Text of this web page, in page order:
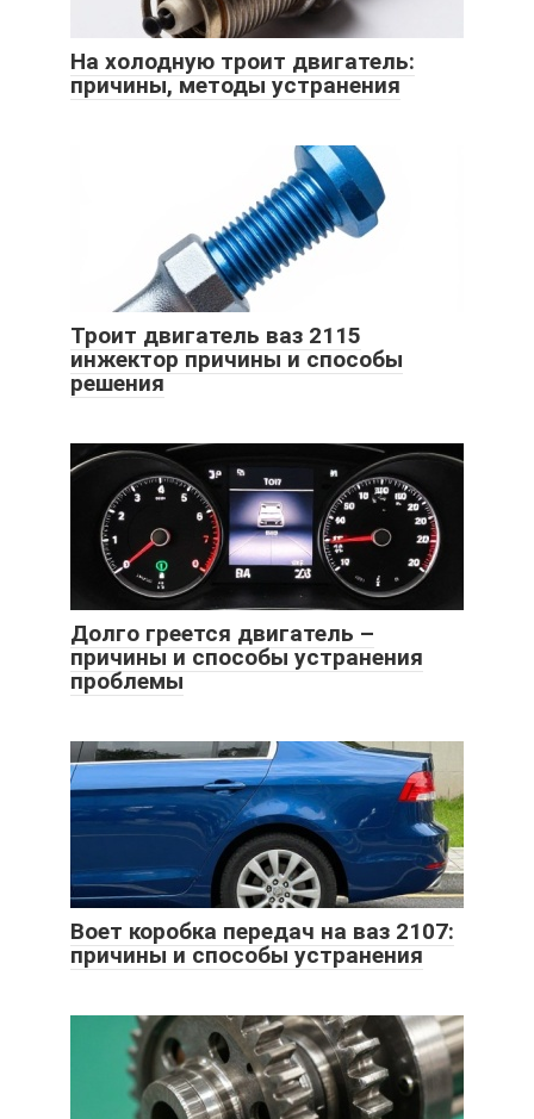
На холодную троит двигатель:
причины, методы устранения
Троит двигатель ваз 2115
инжектор причины и способы
решения
Долго греется двигатель –
причины и способы устранения
проблемы
Воет коробка передач на ваз 2107:
причины и способы устранения